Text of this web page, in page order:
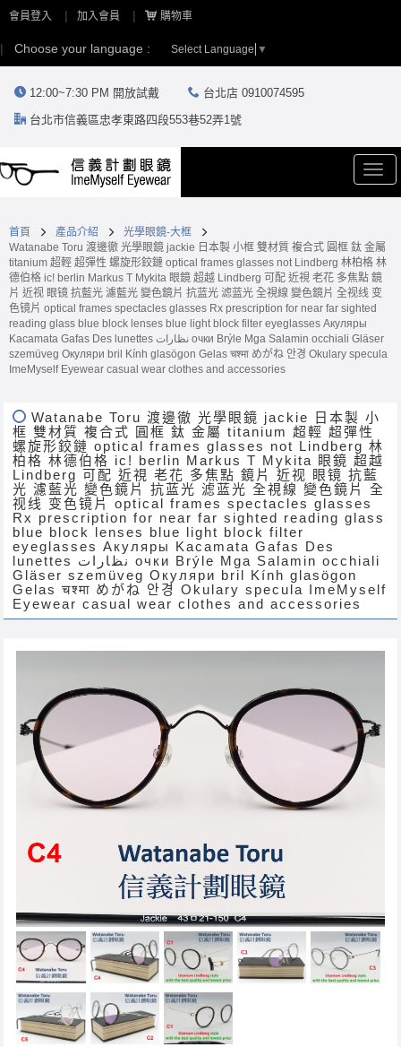
會員登入 加入會員 購物車
Choose your language : Select Language ▼
12:00~7:30 PM 開放試戴
台北店 0910074595
台北市信義區忠孝東路四段553巷52弄1號
首頁 產品介紹
光學眼鏡-大框
Watanabe Toru 渡邊徹 光學眼鏡 jackie 日本製 小框 雙材質 複合式 圓框 鈦 金屬
titanium 超輕 超彈性 螺旋形鉸鏈 optical frames glasses not Lindberg 林柏格 林
德伯格 ic! berlin Markus T Mykita 眼鏡 超越 Lindberg 可配 近視 老花 多焦點 鏡
片 近视 眼镜 抗藍光 濾藍光 變色鏡片 抗蓝光 滤蓝光 全視線 變色鏡片 全视线 变
色镜片 optical frames spectacles glasses Rx prescription for near far sighted
reading glass blue block lenses blue light block filter eyeglasses Акуляры
Kacamata Gafas Des lunettes نظارات очки Brýle Mga Salamin occhiali Gläser
szemüveg Окуляри bril Kính glasögon Gelas चश्मा めがね 안경 Okulary specula
ImeMyself Eyewear casual wear clothes and accessories
Watanabe Toru 渡邊徹 光學眼鏡 jackie 日本製 小
框 雙材質 複合式 圓框 鈦 金屬 titanium 超輕 超彈性
螺旋形鉸鏈 optical frames glasses not Lindberg 林
柏格 林德伯格 ic! berlin Markus T Mykita 眼鏡 超越
Lindberg 可配 近視 老花 多焦點 鏡片 近视 眼镜 抗藍
光 濾藍光 變色鏡片 抗蓝光 滤蓝光 全視線 變色鏡片 全
视线 变色镜片 optical frames spectacles glasses
Rx prescription for near far sighted reading glass
blue block lenses blue light block filter
eyeglasses Акуляры Kacamata Gafas Des
lunettes نظارات очки Brýle Mga Salamin occhiali
Gläser szemüveg Окуляри bril Kính glasögon
Gelas चश्मा めがね 안경 Okulary specula ImeMyself
Eyewear casual wear clothes and accessories